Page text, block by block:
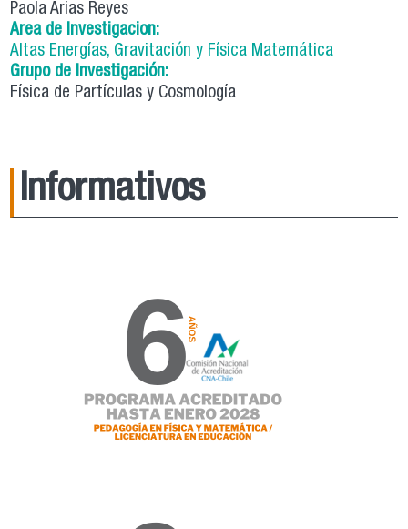
Paola Arias Reyes
Area de Investigacion:
Altas Energías, Gravitación y Física Matemática
Grupo de Investigación:
Física de Partículas y Cosmología
Informativos